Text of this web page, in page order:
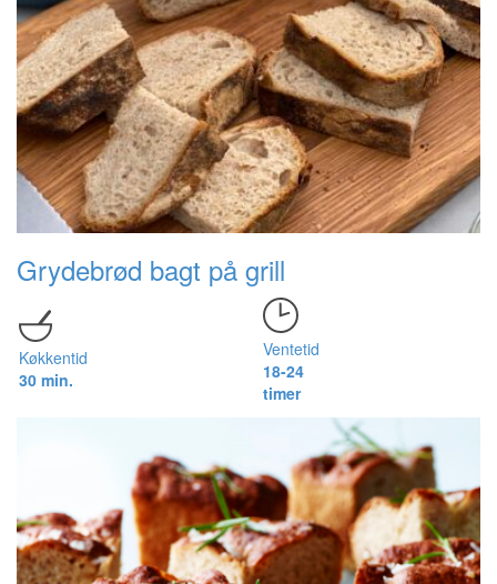
Grydebrød bagt på grill
Køkkentid
30 min.
Ventetid
18-24
timer